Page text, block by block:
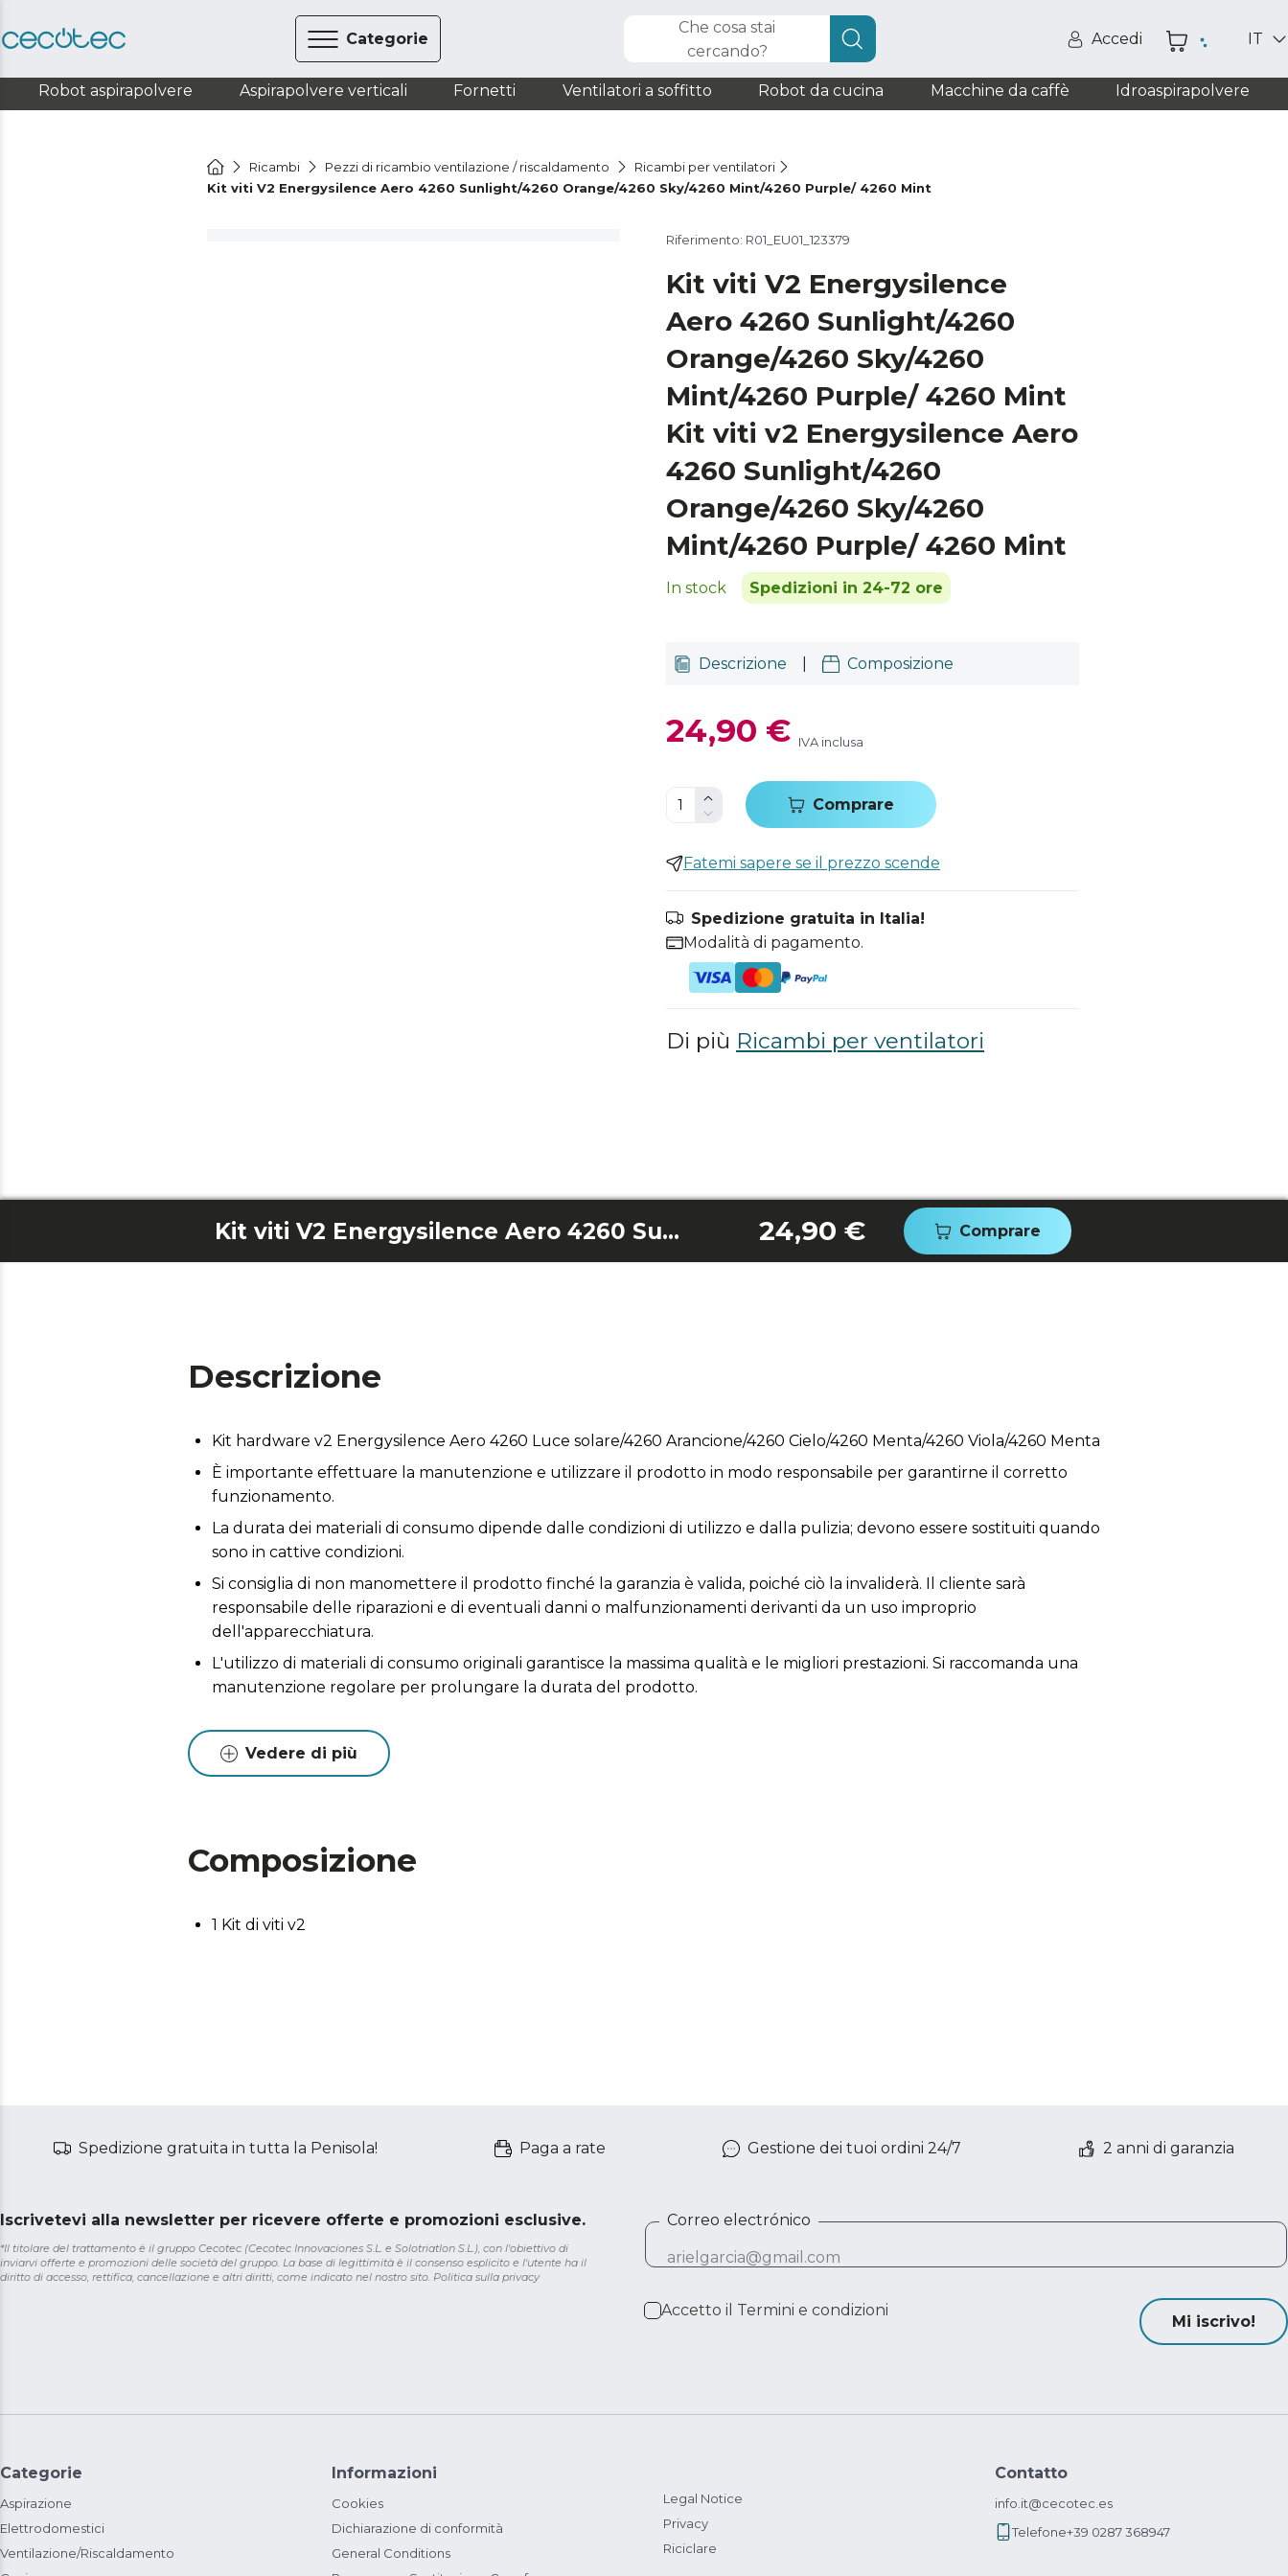
Categorie
Che cosa stai
cercando?
Accedi IT
Robot aspirapolvere Aspirapolvere verticali Fornetti Ventilatori a soffitto Robot da cucina Macchine da caffè Idroaspirapolvere
Ricambi Pezzi di ricambio ventilazione / riscaldamento
Ricambi per ventilatori
Kit viti V2 Energysilence Aero 4260 Sunlight/4260 Orange/4260 Sky/4260 Mint/4260 Purple/ 4260 Mint
Riferimento: R01_EU01_123379
Kit viti V2 Energysilence
Aero 4260 Sunlight/4260
Orange/4260 Sky/4260
Mint/4260 Purple/ 4260 Mint
Kit viti v2 Energysilence Aero
4260 Sunlight/4260
Orange/4260 Sky/4260
Mint/4260 Purple/ 4260 Mint
In stock Spedizioni in 24-72 ore
Descrizione Composizione
24,90 € IVA inclusa
Comprare
Fatemi sapere se il prezzo scende
Spedizione gratuita in Italia!
Modalità di pagamento.
Di più Ricambi per ventilatori
Kit viti V2 Energysilence Aero 4260 Sunlight/4260 Orange/4260 Sky/4260 Mint/4260 Purple/ 4260 Mint 24,90 € Comprare
Descrizione
Kit hardware v2 Energysilence Aero 4260 Luce solare/4260 Arancione/4260 Cielo/4260 Menta/4260 Viola/4260 Menta
È importante effettuare la manutenzione e utilizzare il prodotto in modo responsabile per garantirne il corretto
funzionamento.
La durata dei materiali di consumo dipende dalle condizioni di utilizzo e dalla pulizia; devono essere sostituiti quando
sono in cattive condizioni.
Si consiglia di non manomettere il prodotto finché la garanzia è valida, poiché ciò la invaliderà. Il cliente sarà
responsabile delle riparazioni e di eventuali danni o malfunzionamenti derivanti da un uso improprio
dell'apparecchiatura.
L'utilizzo di materiali di consumo originali garantisce la massima qualità e le migliori prestazioni. Si raccomanda una
manutenzione regolare per prolungare la durata del prodotto.
Vedere di più
Composizione
1 Kit di viti v2
Spedizione gratuita in tutta la Penisola! Paga a rate Gestione dei tuoi ordini 24/7 2 anni di garanzia
Iscrivetevi alla newsletter per ricevere offerte e promozioni esclusive.
*Il titolare del trattamento è il gruppo Cecotec (Cecotec Innovaciones S.L. e Solotriatlon S.L.), con l'obiettivo di
inviarvi offerte e promozioni delle società del gruppo. La base di legittimità è il consenso esplicito e l'utente ha il
diritto di accesso, rettifica, cancellazione e altri diritti, come indicato nel nostro sito. Politica sulla privacy
Correo electrónico
Accetto il Termini e condizioni
Mi iscrivo!
Categorie
Aspirazione
Elettrodomestici
Ventilazione/Riscaldamento
Informazioni
Cookies
Dichiarazione di conformità
General Conditions
Legal Notice
Privacy
Riciclare
Contatto
info.it@cecotec.es
Telefone+39 0287 368947